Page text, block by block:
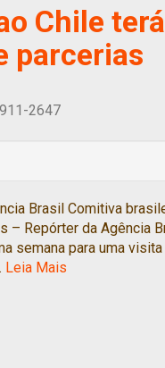
Chile
parcerias
2647
Brasil Comitiva
– Repórter da Agência
semana para uma
Leia Mais